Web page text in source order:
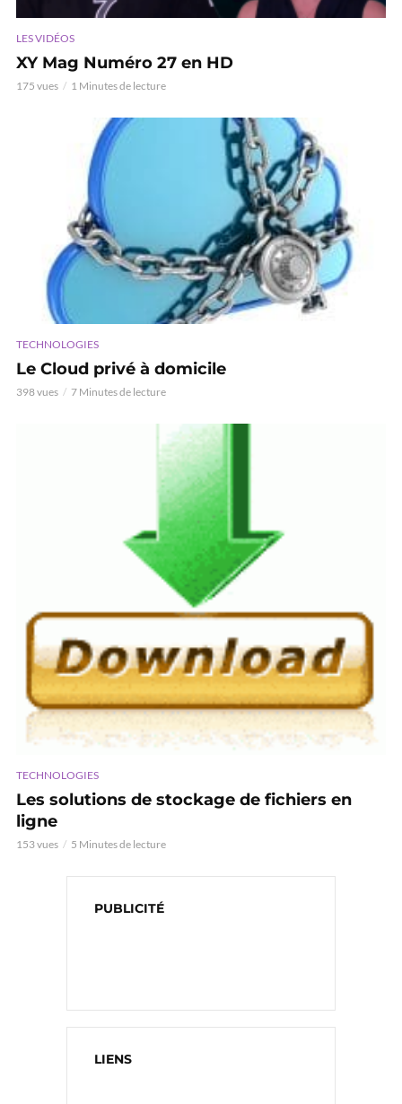
LES VIDÉOS
XY Mag Numéro 27 en HD
175 vues 1 Minutes de lecture
TECHNOLOGIES
Le Cloud privé à domicile
398 vues 7 Minutes de lecture
TECHNOLOGIES
Les solutions de stockage de fichiers en
ligne
153 vues 5 Minutes de lecture
PUBLICITÉ
LIENS